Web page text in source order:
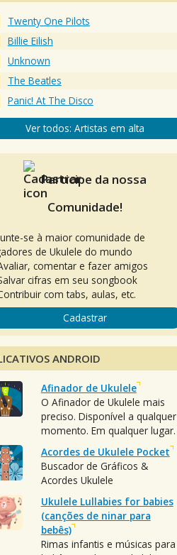
Twenty One Pilots
Billie Eilish
Unknown
The Beatles
Panic! At The Disco
Ver todos: Artistas em alta
Participe da nossa
Comunidade!
se à maior comunidade de
de Ukulele do mundo
comentar e fazer amigos
cifras em seu songbook
com tabs, aulas, etc.
Cadastrar
ANDROID
Afinador de Ukulele
O Afinador de Ukulele mais
preciso. Disponível a qualquer
momento. Em qualquer lugar.
Acordes de Ukulele Pocket
Buscador de Gráficos &
Acordes Ukulele
Ukulele Lullabies for babies
(canções de ninar para
bebês)
Rimas infantis e músicas para